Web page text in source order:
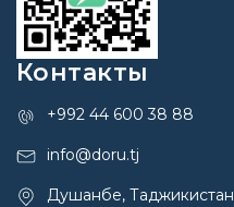
Контакты
+992 44 600 38 88
info@doru.tj
Душанбе, Таджикистан